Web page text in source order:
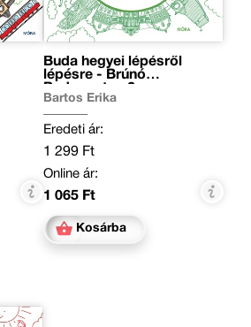
Buda hegyei lépésről
lépésre - Brúnó
Budapesten 2.
Bartos Erika
Eredeti ár:
1 299 Ft
Online ár:
1 065 Ft
Kosárba